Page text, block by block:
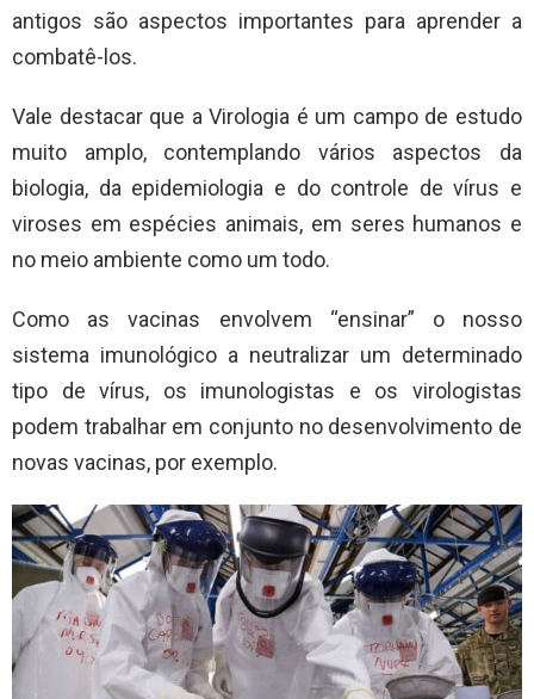
antigos são aspectos importantes para aprender a
combatê-los.
Vale destacar que a Virologia é um campo de estudo
muito amplo, contemplando vários aspectos da
biologia, da epidemiologia e do controle de vírus e
viroses em espécies animais, em seres humanos e
no meio ambiente como um todo.
Como as vacinas envolvem “ensinar” o nosso
sistema imunológico a neutralizar um determinado
tipo de vírus, os imunologistas e os virologistas
podem trabalhar em conjunto no desenvolvimento de
novas vacinas, por exemplo.